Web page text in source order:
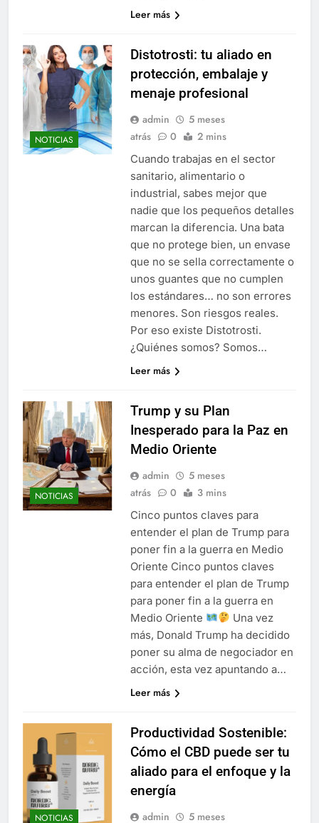
Leer más
NOTICIAS
Distotrosti: tu aliado en
protección, embalaje y
menaje profesional
admin
5 meses
atrás
0 2 mins
Cuando trabajas en el sector
sanitario, alimentario o
industrial, sabes mejor que
nadie que los pequeños detalles
marcan la diferencia. Una bata
que no protege bien, un envase
que no se sella correctamente o
unos guantes que no cumplen
los estándares… no son errores
menores. Son riesgos reales.
Por eso existe Distotrosti.
¿Quiénes somos? Somos…
Leer más
NOTICIAS
Trump y su Plan
Inesperado para la Paz en
Medio Oriente
admin
5 meses
atrás
0 3 mins
Cinco puntos claves para
entender el plan de Trump para
poner fin a la guerra en Medio
Oriente Cinco puntos claves
para entender el plan de Trump
para poner fin a la guerra en
Medio Oriente
Una vez
más, Donald Trump ha decidido
poner su alma de negociador en
acción, esta vez apuntando a…
Leer más
NOTICIAS
Productividad Sostenible:
Cómo el CBD puede ser tu
aliado para el enfoque y la
energía
admin 5 meses